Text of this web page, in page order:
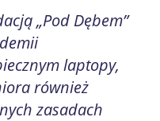
„Pod Dębem”
laptopy,
również
zasadach